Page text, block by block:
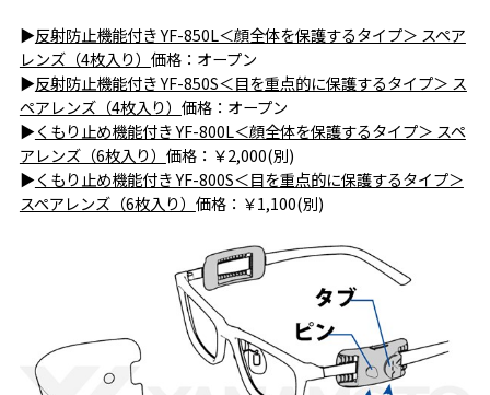
▶反射防止機能付き YF-850L＜顔全体を保護するタイプ＞ スペア
レンズ（4枚入り） 価格：オープン
▶反射防止機能付き YF-850S＜目を重点的に保護するタイプ＞ ス
ペアレンズ（4枚入り） 価格：オープン
▶くもり止め機能付き YF-800L＜顔全体を保護するタイプ＞ スペ
アレンズ（6枚入り） 価格：￥2,000(別)
▶くもり止め機能付き YF-800S＜目を重点的に保護するタイプ＞
スペアレンズ（6枚入り） 価格：￥1,100(別)